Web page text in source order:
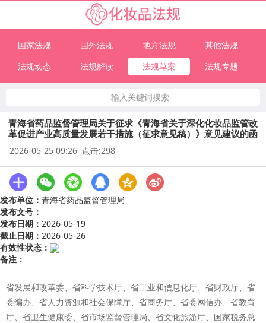
国家法规 国外法规 地方法规
其他法规
法规动态
法规解读 法规草案 法规专题
输入关键词搜索
青海省药品监督管理局关于征求《青海省关于深化化妆品监管改
革促进产业高质量发展若干措施（征求意见稿）》意见建议的函
2026-05-25 09:26 点击:298
发布单位： 青海省药品监督管理局
发布文号：
发布日期： 2026-05-19
截止日期： 2026-05-26
有效性状态：
备注：
省发展和改革委、省科学技术厅、省工业和信息化厅、省财政厅、省
委编办、省人力资源和社会保障厅、省商务厅、省委网信办、省教育
厅、省卫生健康委、省市场监督管理局、省文化旅游厅、国家税务总